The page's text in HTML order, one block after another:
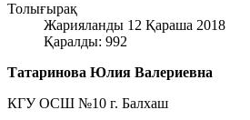
Толығырақ
Жарияланды 12 Қараша 2018
Қаралды: 992
Татаринова Юлия Валериевна
КГУ ОСШ №10 г. Балхаш